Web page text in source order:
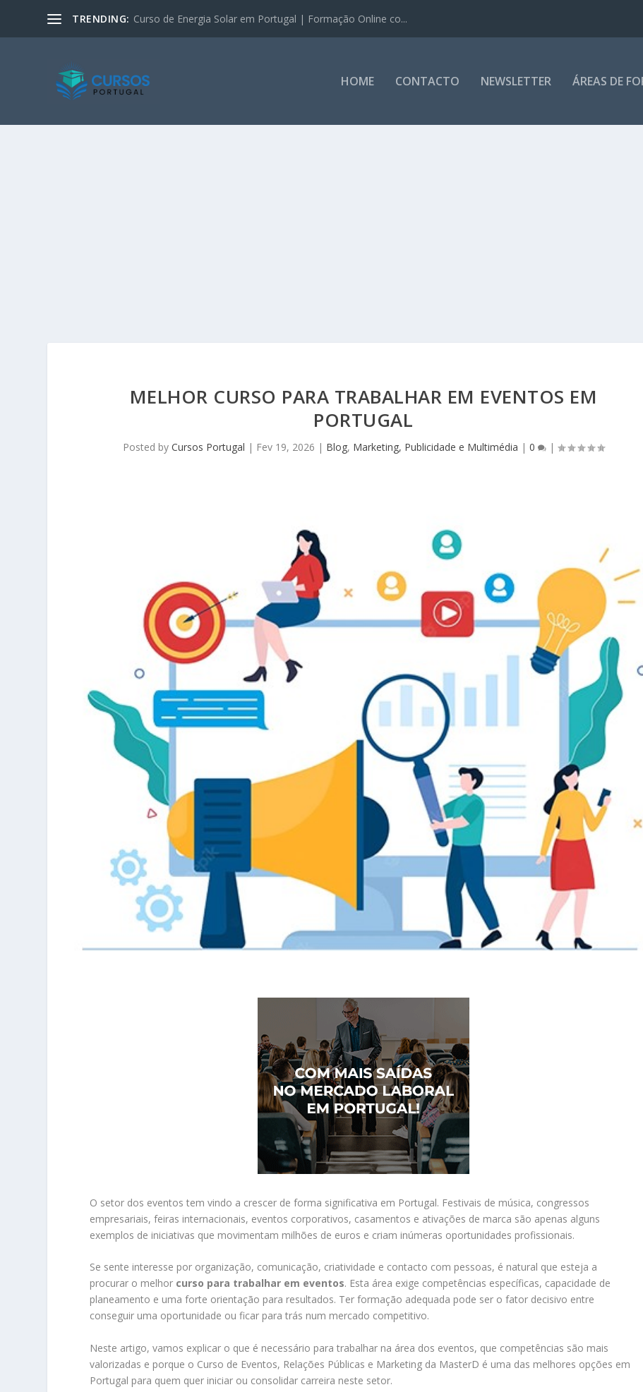
TRENDING: Curso de Energia Solar em Portugal | Formação Online co...
HOME CONTACTO NEWSLETTER ÁREAS DE
MELHOR CURSO PARA TRABALHAR EM EVENTOS EM
PORTUGAL
Posted by Cursos Portugal | Fev 19, 2026 | Blog, Marketing, Publicidade e Multimédia | 0 |
O setor dos eventos tem vindo a crescer de forma significativa em Portugal. Festivais de música, congressos
empresariais, feiras internacionais, eventos corporativos, casamentos e ativações de marca são apenas alguns
exemplos de iniciativas que movimentam milhões de euros e criam inúmeras oportunidades profissionais.
Se sente interesse por organização, comunicação, criatividade e contacto com pessoas, é natural que esteja a
procurar o melhor curso para trabalhar em eventos. Esta área exige competências específicas, capacidade de
planeamento e uma forte orientação para resultados. Ter formação adequada pode ser o fator decisivo entre
conseguir uma oportunidade ou ficar para trás num mercado competitivo.
Neste artigo, vamos explicar o que é necessário para trabalhar na área dos eventos, que competências são mais
valorizadas e porque o Curso de Eventos, Relações Públicas e Marketing da MasterD é uma das melhores opções em
Portugal para quem quer iniciar ou consolidar carreira neste setor.